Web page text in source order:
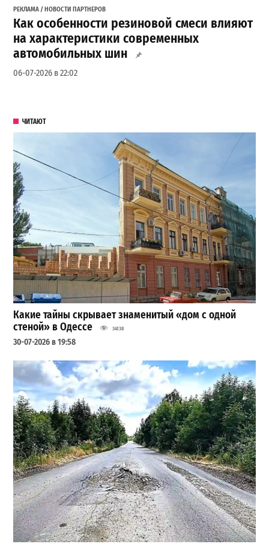
РЕКЛАМА / НОВОСТИ ПАРТНЕРОВ
Как особенности резиновой смеси влияют
на характеристики современных
автомобильных шин
06-07-2026 в 22:02
ЧИТАЮТ
Какие тайны скрывает знаменитый «дом с одной
стеной» в Одессе
34138
30-07-2026 в 19:58